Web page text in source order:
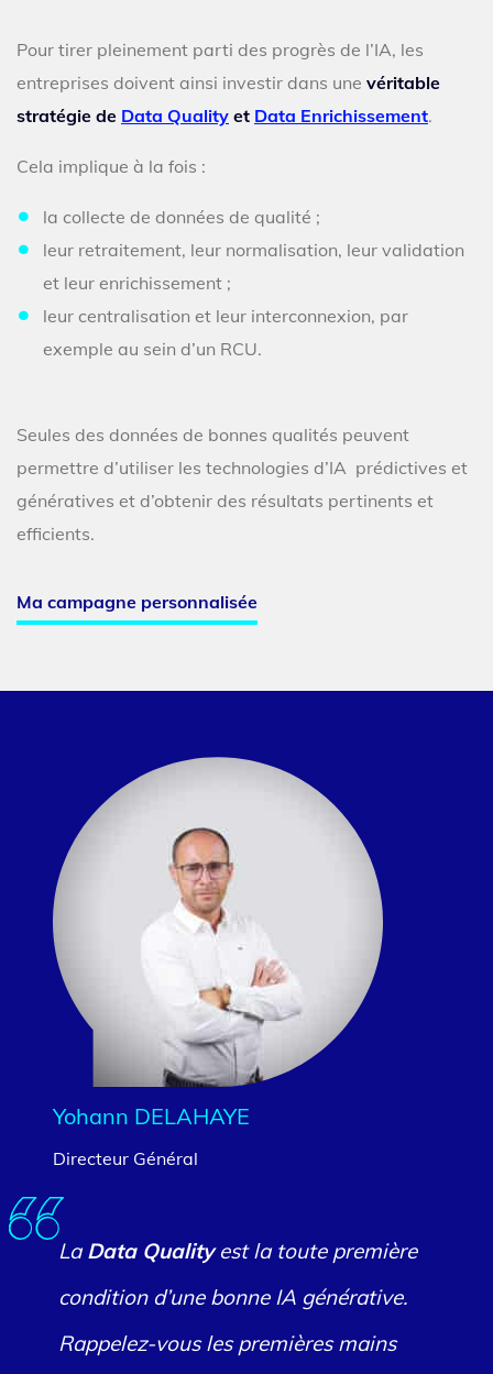
Pour tirer pleinement parti des progrès de l’IA, les
entreprises doivent ainsi investir dans une véritable
stratégie de Data Quality et Data Enrichissement.
Cela implique à la fois :
la collecte de données de qualité ;
leur retraitement, leur normalisation, leur validation
et leur enrichissement ;
leur centralisation et leur interconnexion, par
exemple au sein d’un RCU.
Seules des données de bonnes qualités peuvent
permettre d’utiliser les technologies d’IA prédictives et
génératives et d’obtenir des résultats pertinents et
efficients.
Ma campagne personnalisée
Yohann DELAHAYE
Directeur Général
LaData Qualityest la toute première
condition d’une bonne IA générative.
Rappelez-vous les premières mains